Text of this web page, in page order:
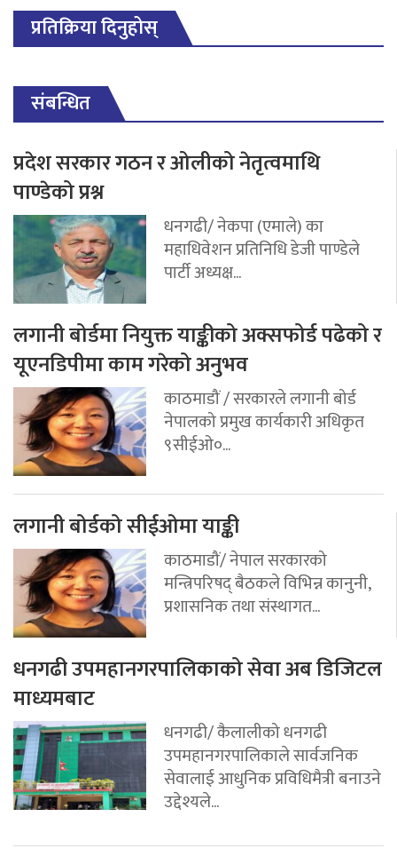
प्रतिक्रिया दिनुहोस्
संबन्धित
प्रदेश सरकार गठन र ओलीको नेतृत्वमाथि
पाण्डेको प्रश्न
धनगढी/ नेकपा (एमाले) का
महाधिवेशन प्रतिनिधि डेजी पाण्डेले
पार्टी अध्यक्ष...
लगानी बोर्डमा नियुक्त याङ्कीको अक्सफोर्ड पढेको र
यूएनडिपीमा काम गरेको अनुभव
काठमाडौं / सरकारले लगानी बोर्ड
नेपालको प्रमुख कार्यकारी अधिकृत
९सीईओ०...
लगानी बोर्डको सीईओमा याङ्की
काठमाडौं/ नेपाल सरकारको
मन्त्रिपरिषद् बैठकले विभिन्न कानुनी,
प्रशासनिक तथा संस्थागत...
धनगढी उपमहानगरपालिकाको सेवा अब डिजिटल
माध्यमबाट
धनगढी/ कैलालीको धनगढी
उपमहानगरपालिकाले सार्वजनिक
सेवालाई आधुनिक प्रविधिमैत्री बनाउने
उद्देश्यले...